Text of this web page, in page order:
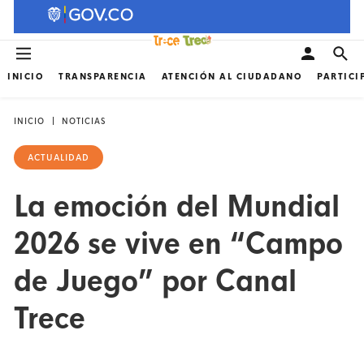
INICIO TRANSPARENCIA ATENCIÓN AL CIUDADANO
INICIO NOTICIAS
ACTUALIDAD
La emoción del Mundial
2026 se vive en “Campo
de Juego” por Canal
Trece